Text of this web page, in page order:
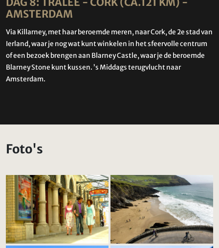
AMSTERDAM
Via Killarney, met haar beroemde meren, naar Cork, de 2e stad van
Ierland, waar je nog wat kunt winkelen in het sfeervolle centrum
of een bezoek brengen aan Blarney Castle, waar je de beroemde
Blarney Stone kunt kussen. ’s Middags terugvlucht naar
Amsterdam.
Foto's